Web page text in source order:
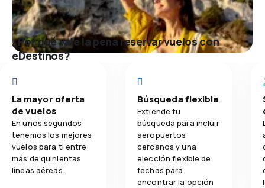
¿Por qué vale la pena reservar vuelos con
eDestinos?
La mayor oferta
de vuelos
En unos segundos
tenemos los mejores
vuelos para ti entre
más de quinientas
líneas aéreas.
Búsqueda flexible
Extiende tu
búsqueda para incluir
aeropuertos
cercanos y una
elección flexible de
fechas para
encontrar la opción